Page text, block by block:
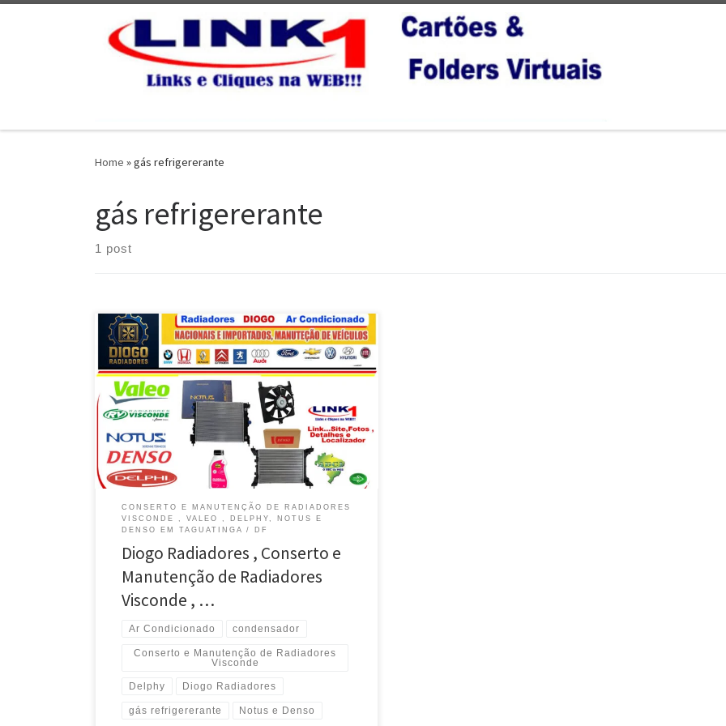
Home »gás refrigererante
gás refrigererante
1 post
Diogo Radiadores , Especializada em Radiadores e Ar
Condicionado Automotivo , em Taguatinga / DF
Radiadores Visconde e Valeo , Ventoinhas e Fluídos
, modelos Chevrolet , Atende Taguatinga / DF
Radiadores Natus e Delphy , troca de Fluídos ,
modelos VW e Ford , Atende Taguatinga , Brasília /
[…]
CONSERTO E MANUTENÇÃO DE RADIADORES
VISCONDE , VALEO , DELPHY, NOTUS E
DENSO EM TAGUATINGA / DF
Diogo Radiadores , Conserto e
Manutenção de Radiadores
Visconde , …
Ar Condicionado condensador
Conserto e Manutenção de Radiadores
Visconde
Delphy Diogo Radiadores
gás refrigererante Notus e Denso